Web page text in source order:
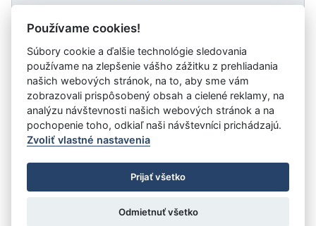
Návrat späť
Vystavil:Fond na podporu umenia
Úrad vlády SR
- Všetky práva vyhradené
Prehlásenie o prístupnosti
Zmluvy do 31.12.2010
Nastavenia cookies
: Aglo Solutions
Používame cookies!
Súbory cookie a ďalšie technológie sledovania
používame na zlepšenie vášho zážitku z prehliadania
našich webových stránok, na to, aby sme vám
zobrazovali prispôsobený obsah a cielené reklamy, na
analýzu návštevnosti našich webových stránok a na
pochopenie toho, odkiaľ naši návštevníci prichádzajú.
Zvoliť vlastné nastavenia
Prijať všetko
Odmietnuť všetko